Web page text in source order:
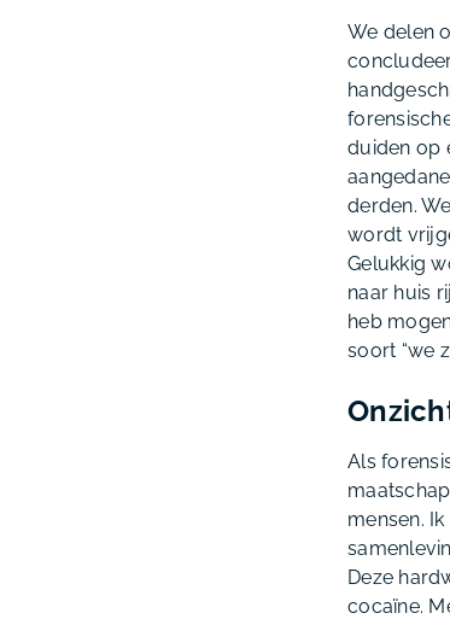
We delen
duiden op
derden.
wordt
Gelukkig
naar huis
heb
soort “we
Als
mensen.
Deze
cocaïne.